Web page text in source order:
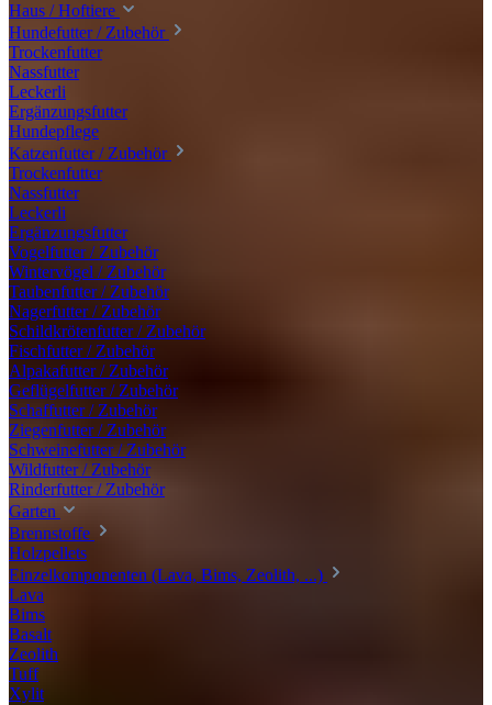
Haus / Hoftiere
Hundefutter / Zubehör
Trockenfutter
Nassfutter
Leckerli
Ergänzungsfutter
Hundepflege
Katzenfutter / Zubehör
Trockenfutter
Nassfutter
Leckerli
Ergänzungsfutter
Vogelfutter / Zubehör
Wintervögel / Zubehör
Taubenfutter / Zubehör
Nagerfutter / Zubehör
Schildkrötenfutter / Zubehör
Fischfutter / Zubehör
Alpakafutter / Zubehör
Geflügelfutter / Zubehör
Schaffutter / Zubehör
Ziegenfutter / Zubehör
Schweinefutter / Zubehör
Wildfutter / Zubehör
Rinderfutter / Zubehör
Garten
Brennstoffe
Holzpellets
Einzelkomponenten (Lava, Bims, Zeolith, ...)
Lava
Bims
Basalt
Zeolith
Tuff
Xylit